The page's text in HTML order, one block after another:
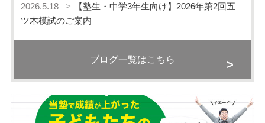
2026.5.18
【塾生・中学3年生向け】2026年第2回五
ツ木模試のご案内
ブログ一覧はこちら